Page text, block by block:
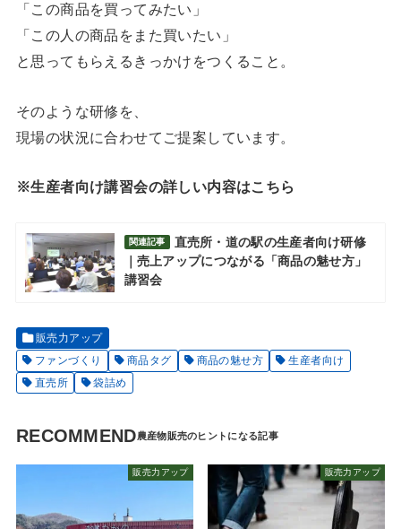
「この商品を買ってみたい」
「この人の商品をまた買いたい」
と思ってもらえるきっかけをつくること。
そのような研修を、
現場の状況に合わせてご提案しています。
※生産者向け講習会の詳しい内容はこちら
関連記事
直売所・道の駅の生産者向け研修
｜売上アップにつながる「商品の魅せ方」
講習会
販売力アップ
ファンづくり
商品タグ 商品の魅せ方
生産者向け
直売所
袋詰め
RECOMMEND
販売力アップ 販売力アップ